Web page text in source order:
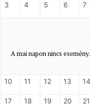
3 4 5 6 7
A mai napon nincs esemény.
10 11 12 13 14
17 18 19 20 21